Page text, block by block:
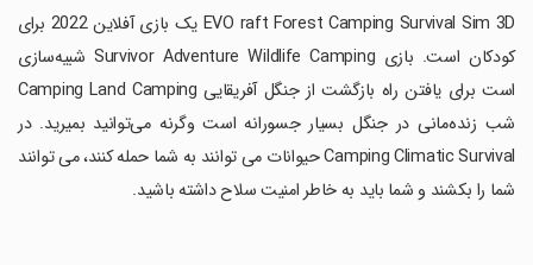
‏EVO raft Forest Camping Survival Sim 3D یک بازی آفلاین 2022 برای
کودکان است. بازی Survivor Adventure Wildlife Camping شبیه‌سازی
است برای یافتن راه بازگشت از جنگل آفریقایی Camping Land Camping
شب زنده‌مانی در جنگل بسیار جسورانه است وگرنه می‌توانید بمیرید. در
Camping Climatic Survival حیوانات می توانند به شما حمله کنند، می توانند
شما را بکشند و شما باید به خاطر امنیت سلاح داشته باشید.